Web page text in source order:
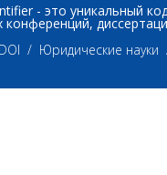
- это уникальный
конференций,
DOI Юридические науки